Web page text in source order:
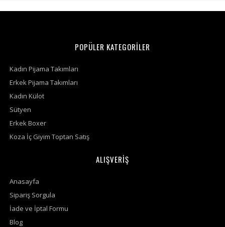
POPÜLER KATEGORİLER
Kadın Pijama Takımları
Erkek Pijama Takımları
Kadın Külot
Sütyen
Erkek Boxer
Koza İç Giyim Toptan Satış
ALIŞVERİŞ
Anasayfa
Sipariş Sorgula
İade ve İptal Formu
Blog